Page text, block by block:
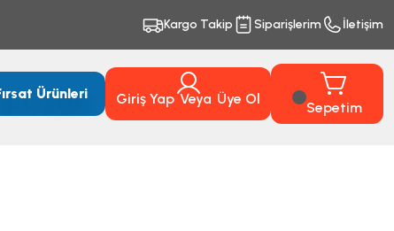
Kargo Takip Siparişlerim İletişim
Ürünleri Giriş Yap Veya Üye Ol
Sepetim